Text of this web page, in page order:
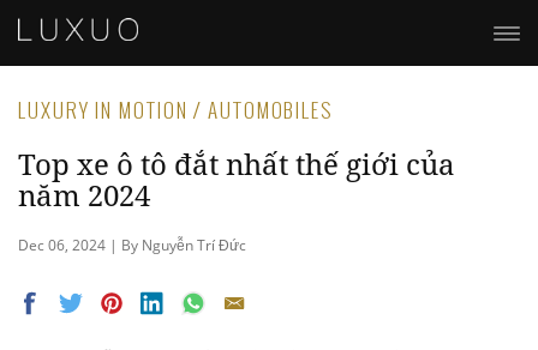
LUXURY IN MOTION / AUTOMOBILES
Top xe ô tô đắt nhất thế giới của
năm 2024
Dec 06, 2024 | By Nguyễn Trí Đức